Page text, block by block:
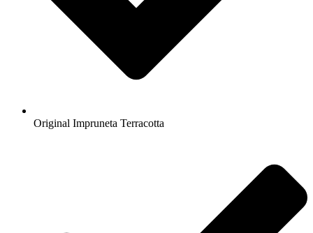
Original Impruneta Terracotta